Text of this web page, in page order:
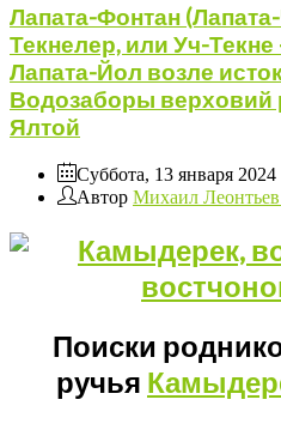
Лапата-Фонтан
Текнелер, или Уч-
Лапата-Йол возле
Водозаборы верховий
Ялтой
Суббота, 13 января 2024
Автор Михаил
Поиски
ручья